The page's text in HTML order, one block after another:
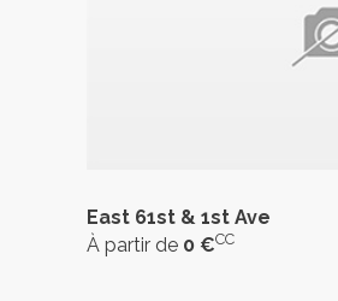
East 61st & 1st Ave
À partir de 0 €CC